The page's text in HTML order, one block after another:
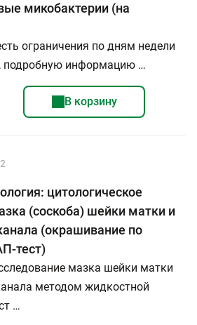
микобактерии (на
ограничения по дням недели
подробную информацию …
В корзину
цитологическое
(соскоба) шейки матки и
(окрашивание по
тест)
мазка шейки матки
методом жидкостной
…